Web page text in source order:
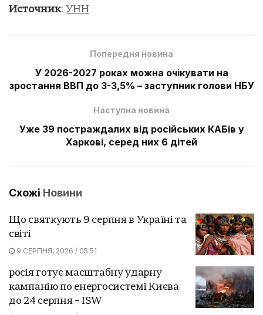
Источник: УНН
Попередня новина
У 2026-2027 роках можна очікувати на
зростання ВВП до 3-3,5% – заступник голови НБУ
Наступна новина
Уже 39 постраждалих від російських КАБів у
Харкові, серед них 6 дітей
Схожі Новини
Що святкують 9 серпня в Україні та
світі
9 СЕРПНЯ, 2026 / 05:51
росія готує масштабну ударну
кампанію по енергосистемі Києва
до 24 серпня – ISW